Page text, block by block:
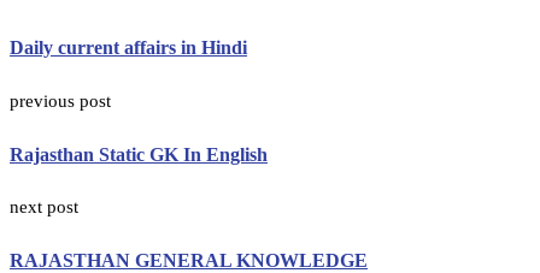
Daily current affairs in Hindi
previous post
Rajasthan Static GK In English
next post
RAJASTHAN GENERAL KNOWLEDGE